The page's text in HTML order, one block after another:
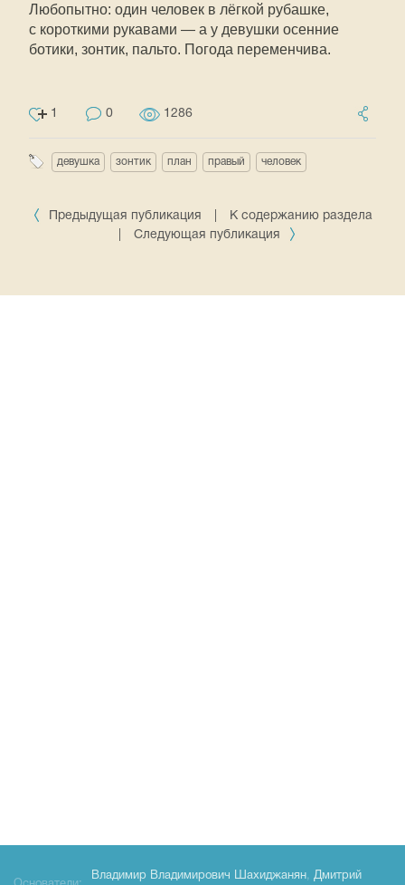
Любопытно: один человек в лёгкой рубашке,
с короткими рукавами — а у девушки осенние
ботики, зонтик, пальто. Погода переменчива.
1 0 1286
девушка зонтик план правый человек
Предыдущая публикация
К содержанию раздела
Следующая публикация
Владимир Владимирович Шахиджанян, Дмитрий